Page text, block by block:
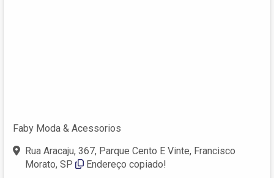
Faby Moda & Acessorios
Rua Aracaju, 367, Parque Cento E Vinte, Francisco
Morato, SP
Endereço copiado!